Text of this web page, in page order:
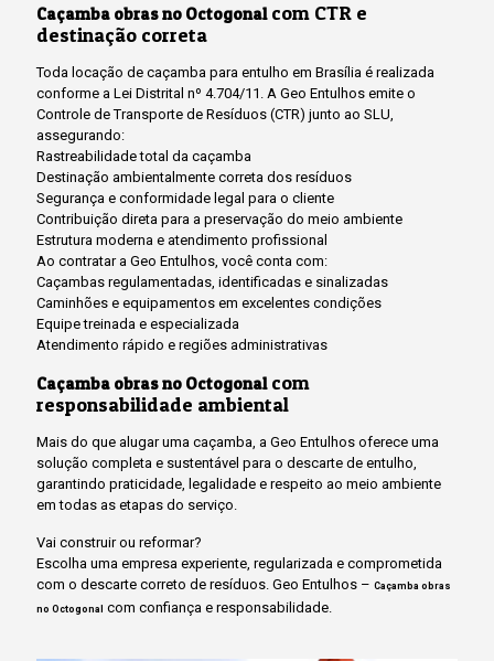
Caçamba obras no Octogonalcom CTR e
destinação correta
Toda locação de caçamba para entulho em Brasília é realizada
conforme a Lei Distrital nº 4.704/11. A Geo Entulhos emite o
Controle de Transporte de Resíduos (CTR) junto ao SLU,
assegurando:
Rastreabilidade total da caçamba
Destinação ambientalmente correta dos resíduos
Segurança e conformidade legal para o cliente
Contribuição direta para a preservação do meio ambiente
Estrutura moderna e atendimento profissional
Ao contratar a Geo Entulhos, você conta com:
Caçambas regulamentadas, identificadas e sinalizadas
Caminhões e equipamentos em excelentes condições
Equipe treinada e especializada
Atendimento rápido e regiões administrativas
Caçamba obras no Octogonalcom
responsabilidade ambiental
Mais do que alugar uma caçamba, a Geo Entulhos oferece uma
solução completa e sustentável para o descarte de entulho,
garantindo praticidade, legalidade e respeito ao meio ambiente
em todas as etapas do serviço.
Vai construir ou reformar?
Escolha uma empresa experiente, regularizada e comprometida
com o descarte correto de resíduos. Geo Entulhos – Caçamba obras
no Octogonal com confiança e responsabilidade.